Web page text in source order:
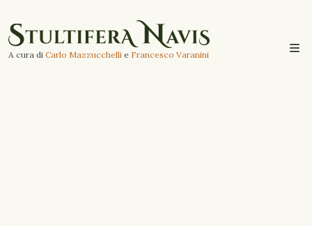
A cura di Carlo Mazzucchelli e Francesco Varanini